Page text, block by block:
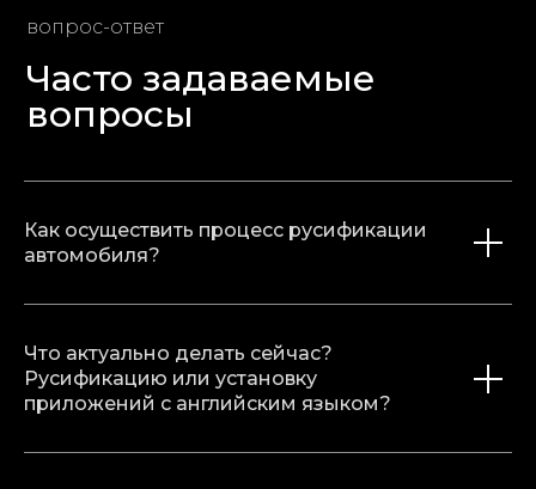
Часто задаваемые
вопросы
вопрос-ответ
Как осуществить процесс русификации
автомобиля?
Что актуально делать сейчас?
Русификацию или установку
приложений с английским языком?